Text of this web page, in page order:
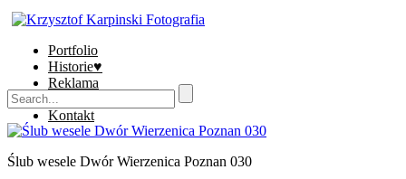
Portfolio
Historie♥
Reklama
Sklep
Kontakt
Ślub wesele Dwór Wierzenica Poznan 030